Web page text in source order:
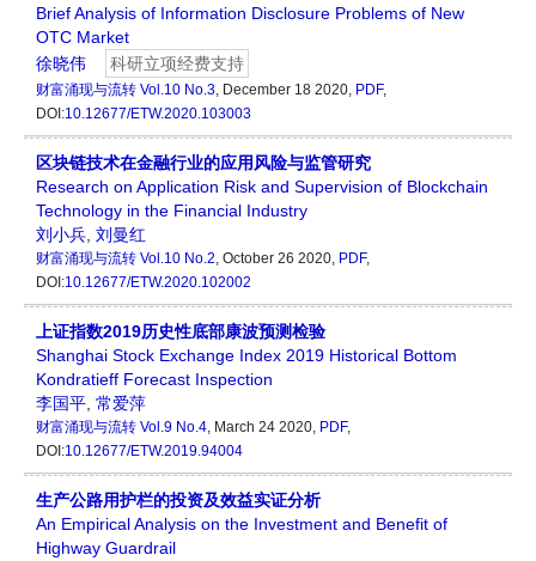
Brief Analysis of Information Disclosure Problems of New
OTC Market
徐晓伟
科研立项经费支持
财富涌现与流转 Vol.10 No.3, December 18 2020, PDF,
DOI:10.12677/ETW.2020.103003
区块链技术在金融行业的应用风险与监管研究
Research on Application Risk and Supervision of Blockchain
Technology in the Financial Industry
刘小兵 刘曼红
财富涌现与流转 Vol.10 No.2, October 26 2020, PDF,
DOI:10.12677/ETW.2020.102002
上证指数2019历史性底部康波预测检验
Shanghai Stock Exchange Index 2019 Historical Bottom
Kondratieff Forecast Inspection
李国平 常爱萍
财富涌现与流转 Vol.9 No.4, March 24 2020, PDF,
DOI:10.12677/ETW.2019.94004
生产公路用护栏的投资及效益实证分析
An Empirical Analysis on the Investment and Benefit of
Highway Guardrail